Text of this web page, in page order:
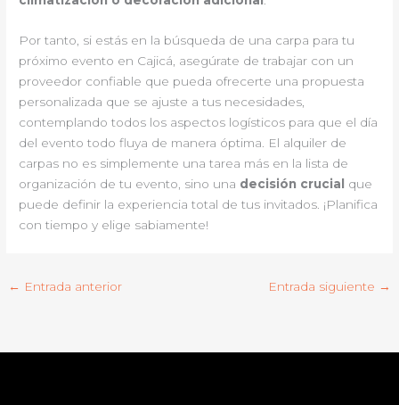
Por tanto, si estás en la búsqueda de una carpa para tu
próximo evento en Cajicá, asegúrate de trabajar con un
proveedor confiable que pueda ofrecerte una propuesta
personalizada que se ajuste a tus necesidades,
contemplando todos los aspectos logísticos para que el día
del evento todo fluya de manera óptima. El alquiler de
carpas no es simplemente una tarea más en la lista de
organización de tu evento, sino una decisión crucial que
puede definir la experiencia total de tus invitados. ¡Planifica
con tiempo y elige sabiamente!
← Entrada anterior Entrada siguiente →